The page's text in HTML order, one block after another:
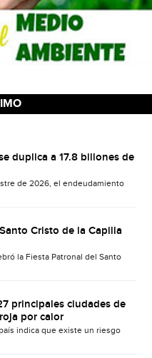
duplica a 17.8 billones de
de 2026, el endeudamiento
Cristo de la Capilla
la Fiesta Patronal del Santo
principales ciudades de
por calor
indica que existe un riesgo